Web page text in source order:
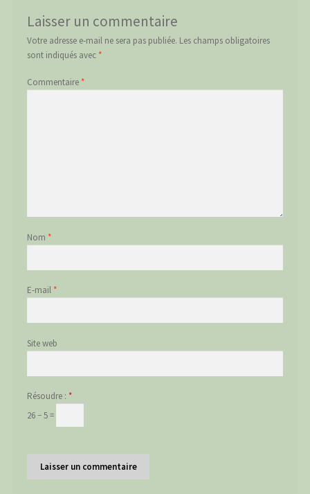
Laisser un commentaire
Votre adresse e-mail ne sera pas publiée. Les champs obligatoires
sont indiqués avec *
Commentaire *
Nom *
E-mail *
Site web
Résoudre : *
26 − 5 =